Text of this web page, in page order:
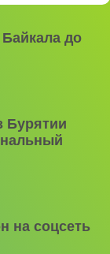
до
Бурятии
на соцсеть